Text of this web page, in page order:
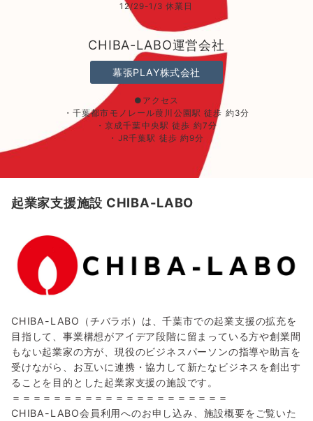
12/29-1/3 休業日
CHIBA-LABO運営会社
幕張PLAY株式会社
●アクセス
・千葉都市モノレール葭川公園駅 徒歩 約3分
・京成千葉中央駅 徒歩 約7分
・JR千葉駅 徒歩 約9分
起業家支援施設 CHIBA-LABO
CHIBA-LABO（チバラボ）は、千葉市での起業支援の拡充を
目指して、事業構想がアイデア段階に留まっている方や創業間
もない起業家の方が、現役のビジネスパーソンの指導や助言を
受けながら、お互いに連携・協力して新たなビジネスを創出す
ることを目的とした起業家支援の施設です。
＝＝＝＝＝＝＝＝＝＝＝＝＝＝＝＝＝＝＝＝＝
CHIBA-LABO会員利用へのお申し込み、施設概要をご覧いた